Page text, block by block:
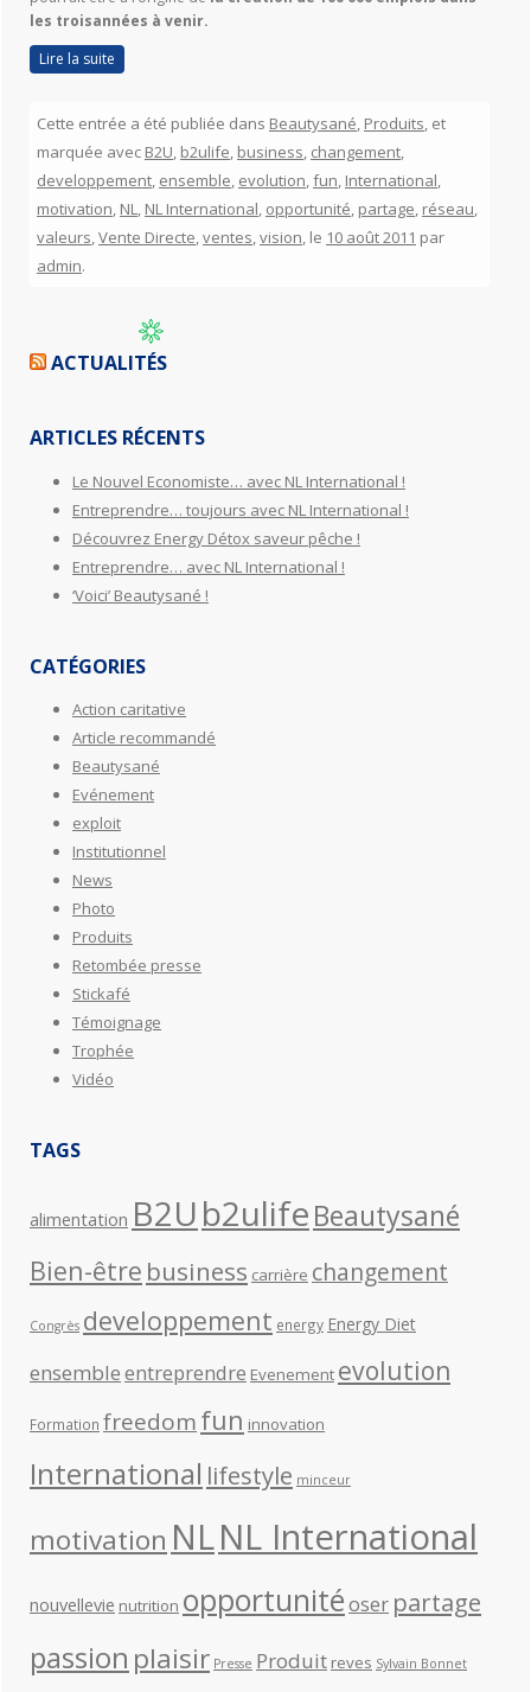
les troisannées à venir.
Lire la suite
Cette entrée a été publiée dans Beautysané, Produits, et
marquée avec B2U, b2ulife, business, changement,
developpement, ensemble, evolution,fun, International,
motivation, NL, NL International, opportunité, partage, réseau,
valeurs,Vente Directe,ventes,vision, le 10 août 2011 par
admin.
ACTUALITÉS
ARTICLES RÉCENTS
Le Nouvel Economiste… avec NL International !
Entreprendre… toujours avec NL International !
Découvrez Energy Détox saveur pêche !
Entreprendre… avec NL International !
‘Voici’ Beautysané !
CATÉGORIES
Action caritative
Article recommandé
Beautysané
Evénement
exploit
Institutionnel
News
Photo
Produits
Retombée presse
Stickafé
Témoignage
Trophée
Vidéo
TAGS
alimentation B2Ub2ulifeBeautysané
Bien-être business carrière changement
Congrès developpement energy Energy Diet
ensembleentreprendre Evenement evolution
Formation freedomfun innovation
International lifestyle minceur
motivation NLNL International
nouvellevie nutrition opportunitéoser partage
passion plaisir Presse Produit reves Sylvain Bonnet